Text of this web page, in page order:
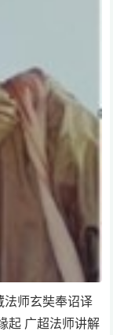
法师玄奘奉诏译
起 广超法师讲解